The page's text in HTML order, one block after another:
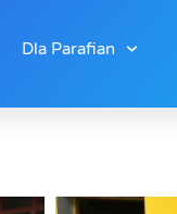
Dla Parafian